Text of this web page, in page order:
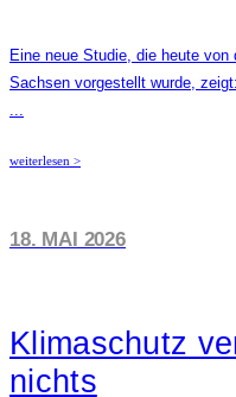
Eine neue Studie, die heute
Sachsen vorgestellt wurde,
weiterlesen >
18. MAI 2026
Klimaschutz
nichts